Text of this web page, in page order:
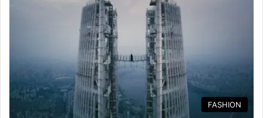
FASHION